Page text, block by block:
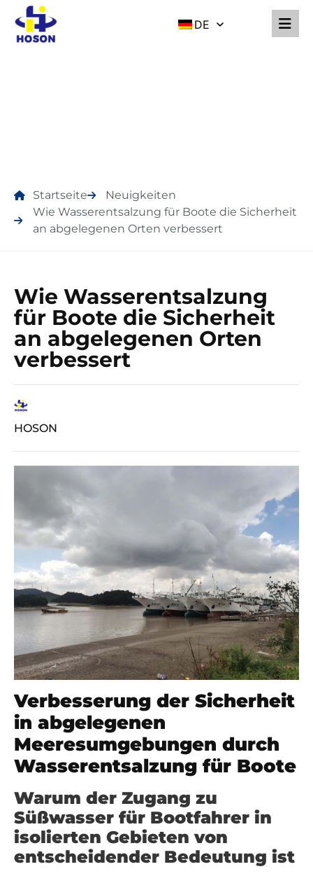
DE
Startseite
Neuigkeiten
Wie Wasserentsalzung für Boote die Sicherheit
an abgelegenen Orten verbessert
Wie Wasserentsalzung
für Boote die Sicherheit
an abgelegenen Orten
verbessert
HOSON
Verbesserung der Sicherheit
in abgelegenen
Meeresumgebungen durch
Wasserentsalzung für Boote
Warum der Zugang zu
Süßwasser für Bootfahrer in
isolierten Gebieten von
entscheidender Bedeutung ist